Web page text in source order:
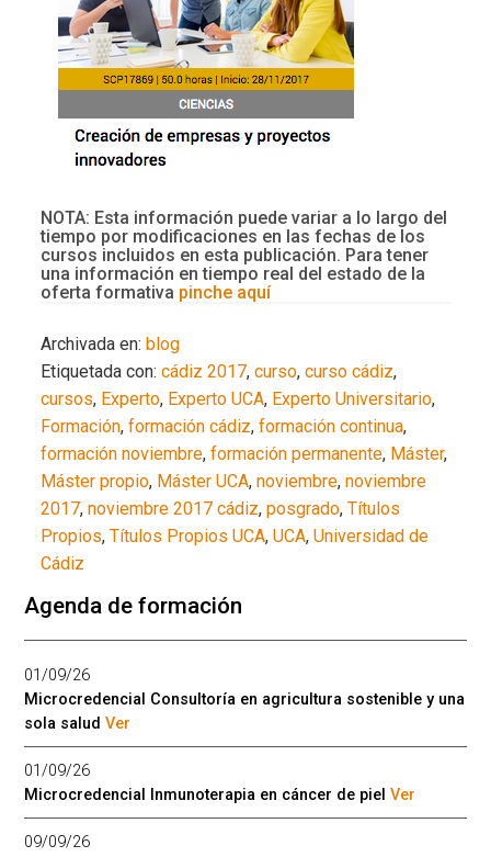
NOTA: Esta información puede variar a lo largo del
tiempo por modificaciones en las fechas de los
cursos incluidos en esta publicación. Para tener
una información en tiempo real del estado de la
oferta formativa pinche aquí
Archivada en: blog
Etiquetada con:cádiz 2017,curso,curso cádiz,
cursos, Experto, Experto UCA, Experto Universitario,
Formación,formación cádiz,formación continua,
formación noviembre,formación permanente, Máster,
Máster propio, Máster UCA,noviembre,noviembre
2017,noviembre 2017 cádiz,posgrado,Títulos
Propios,Títulos Propios UCA,UCA,Universidad de
Cádiz
Agenda de formación
01/09/26
Microcredencial Consultoría en agricultura sostenible y una
sola saludVer
01/09/26
Microcredencial Inmunoterapia en cáncer de pielVer
09/09/26